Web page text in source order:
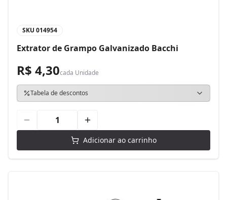
SKU 014954
Extrator de Grampo Galvanizado Bacchi
R$ 4,30cada Unidade
Tabela de descontos
Adicionar ao carrinho